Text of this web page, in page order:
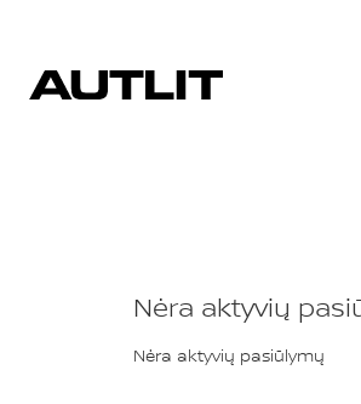
Nėra aktyvių
Nėra aktyvių pasiūlymų